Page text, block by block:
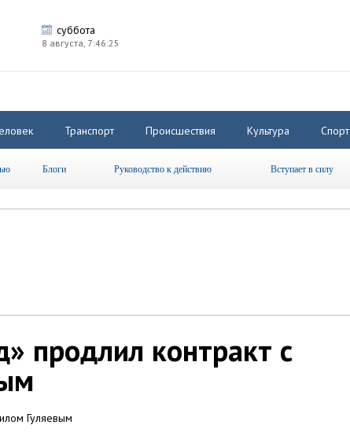
суббота
8 августа, 7:46:25
Транспорт Происшествия Культура Спорт
Блоги Руководство к действию Вступает в силу
продлил контракт с